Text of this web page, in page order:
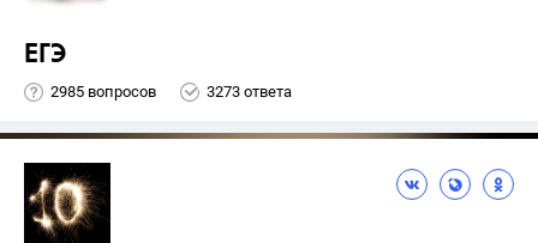
ЕГЭ
2985 вопросов 3273 ответа